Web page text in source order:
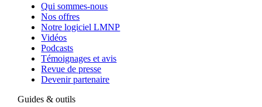
Qui sommes-nous
Nos offres
Notre logiciel LMNP
Vidéos
Podcasts
Témoignages et avis
Revue de presse
Devenir partenaire
Guides & outils